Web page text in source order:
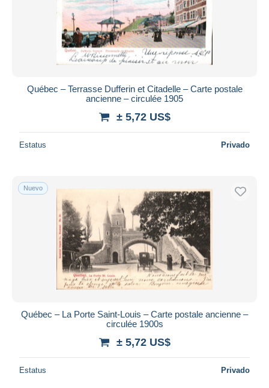
Québec – Terrasse Dufferin et Citadelle – Carte postale
ancienne – circulée 1905
± 5,72 US$
Estatus Privado
Nuevo
Québec – La Porte Saint-Louis – Carte postale ancienne –
circulée 1900s
± 5,72 US$
Estatus Privado